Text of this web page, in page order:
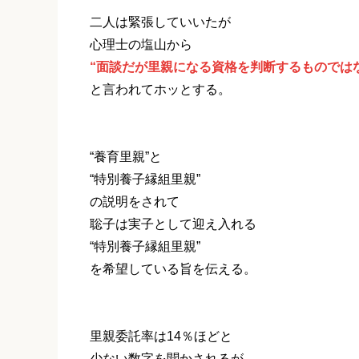
二人は緊張していいたが
心理士の塩山から
“面談だが里親になる資格を判断するものでは
と言われてホッとする。
“養育里親”と
“特別養子縁組里親”
の説明をされて
聡子は実子として迎え入れる
“特別養子縁組里親”
を希望している旨を伝える。
里親委託率は14％ほどと